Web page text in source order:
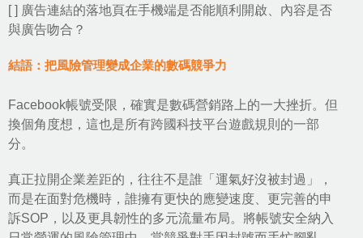
[ ] 廣告連結的落地頁在手機端是否能順利開啟、內容是否
與廣告吻合？
結語：把風險管理變成企業的數碼競爭力
Facebook帳號受限，確實是數碼營銷路上的一大挫折。但
換個角度想，這也是所有跨國科技平台遊戲規則的一部
分。
真正拉開企業差距的，往往不是誰「運氣好沒被封過」，
而是在面對危機時，誰擁有更快的應變速度、更完善的申
訴SOP，以及更具韌性的多元流量布局。將帳號安全納入